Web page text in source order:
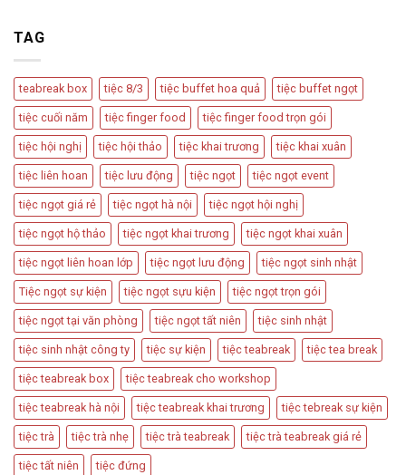
Kế
Bàn
Tiệc
Hấp
Dẫn
Dùng
Trong
Các
Sự
Kiện
Quan
Trọng
TAG
teabreak box tiệc 8/3 tiệc buffet hoa quả tiệc buffet ngọt
tiệc cuối năm tiệc finger food tiệc finger food trọn gói
tiệc hội nghị tiệc hội thảo tiệc khai trương tiệc khai xuân
tiệc liên hoan tiệc lưu động tiệc ngọt tiệc ngọt event
tiệc ngọt giá rẻ tiệc ngọt hà nội tiệc ngọt hội nghị
tiệc ngọt hộ thảo tiệc ngọt khai trương tiệc ngọt khai xuân
tiệc ngọt liên hoan lớp tiệc ngọt lưu động tiệc ngọt sinh nhật
Tiệc ngọt sự kiện tiệc ngọt sựu kiện tiệc ngọt trọn gói
tiệc ngọt tại văn phòng tiệc ngọt tất niên tiệc sinh nhật
tiệc sinh nhật công ty tiệc sự kiện tiệc teabreak tiệc tea break
tiệc teabreak box tiệc teabreak cho workshop
tiệc teabreak hà nội tiệc teabreak khai trương tiệc tebreak sự kiện
tiệc trà tiệc trà nhẹ tiệc trà teabreak tiệc trà teabreak giá rẻ
tiệc tất niên tiệc đứng